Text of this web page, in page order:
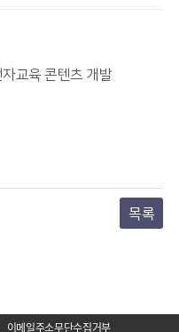
교육 콘텐츠 개발
목록
이메일주소무단수집거부